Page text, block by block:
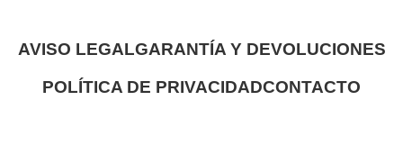
AVISO LEGALGARANTÍA Y DEVOLUCIONES
POLÍTICA DE PRIVACIDADCONTACTO